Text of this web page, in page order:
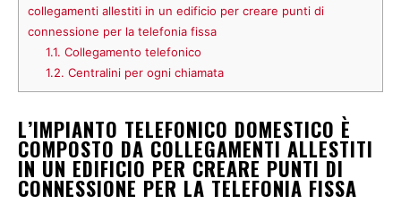
collegamenti allestiti in un edificio per creare punti di
connessione per la telefonia fissa
1.1. Collegamento telefonico
1.2. Centralini per ogni chiamata
L’IMPIANTO TELEFONICO DOMESTICO È
COMPOSTO DA COLLEGAMENTI ALLESTITI
IN UN EDIFICIO PER CREARE PUNTI DI
CONNESSIONE PER LA TELEFONIA FISSA